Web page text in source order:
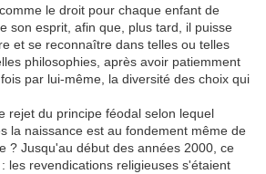
le droit pour chaque enfant de
son esprit, afin que, plus tard, il puisse
et se reconnaître dans telles ou telles
philosophies, après avoir patiemment
par lui-même, la diversité des choix qui
rejet du principe féodal selon lequel
la naissance est au fondement même de
? Jusqu'au début des années 2000, ce
les revendications religieuses s'étaient